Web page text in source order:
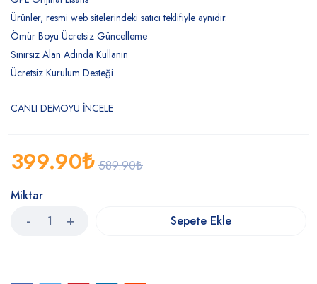
Ürünler, resmi web sitelerindeki satıcı teklifiyle aynıdır.
Ömür Boyu Ücretsiz Güncelleme
Sınırsız Alan Adında Kullanın
Ücretsiz Kurulum Desteği
CANLI DEMOYU İNCELE
589.90₺
399.90₺
Miktar
Sepete Ekle